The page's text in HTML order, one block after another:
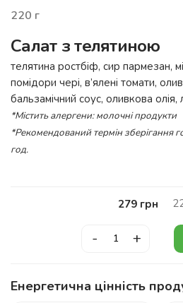
220 г
Салат з телятиною
телятина ростбіф, сир пармезан,
помідори чері, в’ялені томати,
бальзамічний соус, оливкова олія,
*Містить алергени: молочні продукти
*Рекомендований термін зберігання
год.
279 грн
- +
Енергетична цінність